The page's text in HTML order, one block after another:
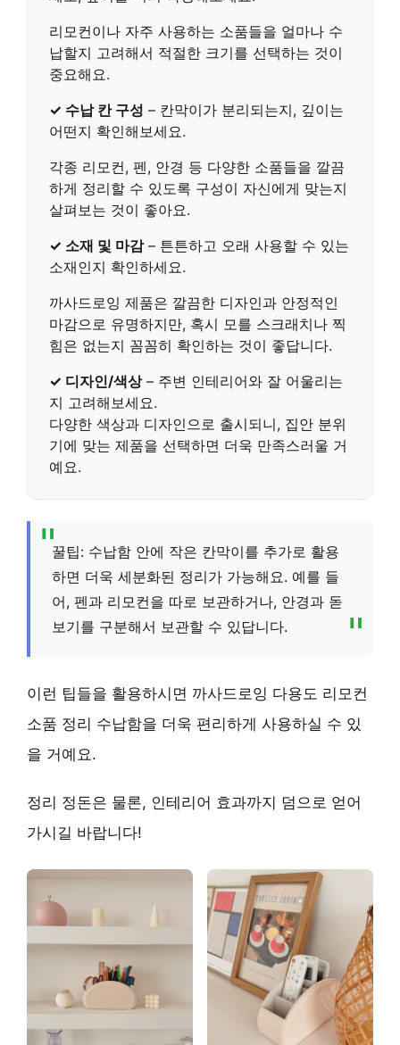
리모컨이나 자주 사용하는 소품들을 얼마나 수
납할지 고려해서 적절한 크기를 선택하는 것이
중요해요.
✓ 수납 칸 구성 – 칸막이가 분리되는지, 깊이는
어떤지 확인해보세요.
각종 리모컨, 펜, 안경 등 다양한 소품들을 깔끔
하게 정리할 수 있도록 구성이 자신에게 맞는지
살펴보는 것이 좋아요.
✓ 소재 및 마감– 튼튼하고 오래 사용할 수 있는
소재인지 확인하세요.
까사드로잉 제품은 깔끔한 디자인과 안정적인
마감으로 유명하지만, 혹시 모를 스크래치나 찍
힘은 없는지 꼼꼼히 확인하는 것이 좋답니다.
✓ 디자인/색상– 주변 인테리어와 잘 어울리는
지 고려해보세요.
다양한 색상과 디자인으로 출시되니, 집안 분위
기에 맞는 제품을 선택하면 더욱 만족스러울 거
예요.
꿀팁: 수납함 안에 작은 칸막이를 추가로 활용
하면 더욱 세분화된 정리가 가능해요. 예를 들
어, 펜과 리모컨을 따로 보관하거나, 안경과 돋
보기를 구분해서 보관할 수 있답니다.
이런 팁들을 활용하시면 까사드로잉 다용도 리모컨
소품 정리 수납함을 더욱 편리하게 사용하실 수 있
을 거예요.
정리 정돈은 물론, 인테리어 효과까지 덤으로 얻어
가시길 바랍니다!